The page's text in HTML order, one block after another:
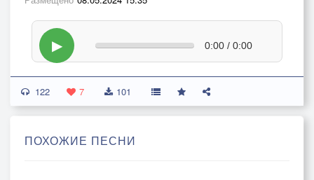
▶ 0:00 / 0:00
122 7 101
ПОХОЖИЕ ПЕСНИ